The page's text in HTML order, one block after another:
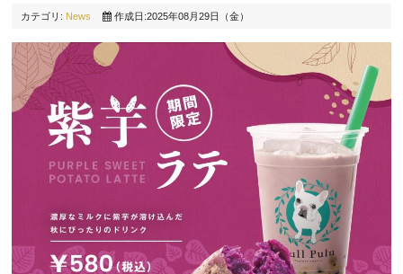
カテゴリ: News 作成日:2025年08月29日（金）